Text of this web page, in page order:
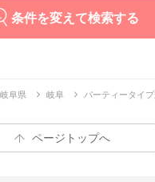
条件を変えて検索する
岐阜県 岐阜 パーティータイ
ページトップへ